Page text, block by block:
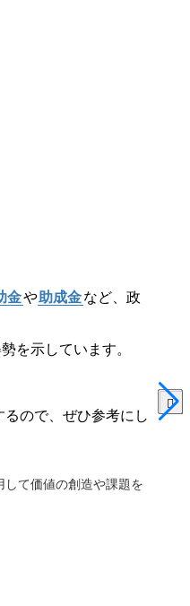
金や助成金など、政
を示しています。
ので、ぜひ参考にし
て価値の創造や課題を